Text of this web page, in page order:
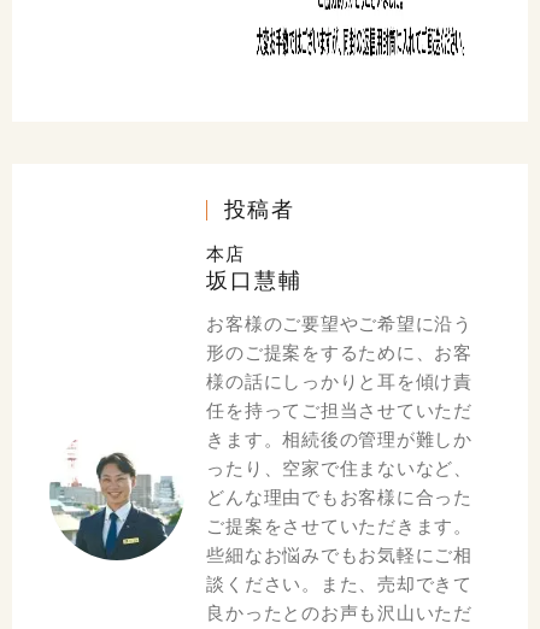
投稿者
本店
坂口慧輔
お客様のご要望やご希望に沿う
形のご提案をするために、お客
様の話にしっかりと耳を傾け責
任を持ってご担当させていただ
きます。相続後の管理が難しか
ったり、空家で住まないなど、
どんな理由でもお客様に合った
ご提案をさせていただきます。
些細なお悩みでもお気軽にご相
談ください。また、売却できて
良かったとのお声も沢山いただ